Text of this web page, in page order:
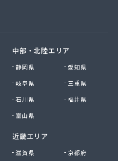
ス事業部
社
野営業所
営業所
営業所
流通センター
佐センター
中部・北陸エリア
静岡県
愛知県
岐阜県
三重県
石川県
福井県
富山県
近畿エリア
滋賀県
京都府